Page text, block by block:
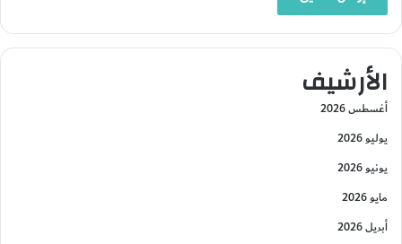
الأرشيف
أغسطس 2026
يوليو 2026
يونيو 2026
مايو 2026
أبريل 2026